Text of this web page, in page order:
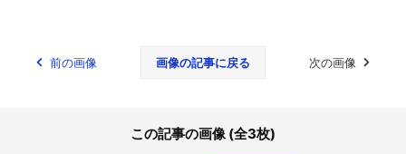
前の画像 画像の記事に戻る 次の画像
この記事の画像 (全3枚)